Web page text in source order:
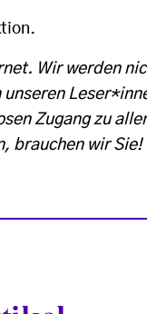
Wir werden
Zugang zu
brauchen wir Sie!